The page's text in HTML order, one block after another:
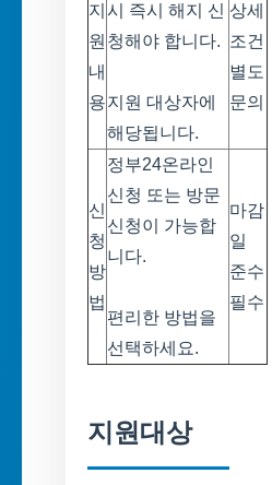
지
원
내
용
시 즉시 해지 신
청해야 합니다.
지원 대상자에
해당됩니다.
상세
조건
별도
문의
신
청
방
법
정부24온라인
신청 또는 방문
신청이 가능합
니다.
편리한 방법을
선택하세요.
마감
일
준수
필수
지원대상